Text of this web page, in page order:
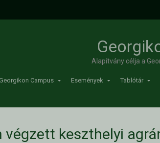
Alapítvány célja a
Georgikon Campus Események Tablótár
végzett keszthelyi